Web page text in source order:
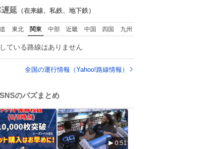
いくせに偏差値の高
い大学のインカレサ
ークルに突撃して所
事なきを得た。 高偏
差値に行けないなら
せめてそれくらいし
数
延 （在来線、私鉄、地下鉄）
東北 関東 中部 近畿 中国 四国 九州
ている路線はありません
全国の運行情報（Yahoo!路線情報）
SNSのバズまとめ
0:51